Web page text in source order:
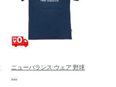
ニューバランス ウェア 野球
…